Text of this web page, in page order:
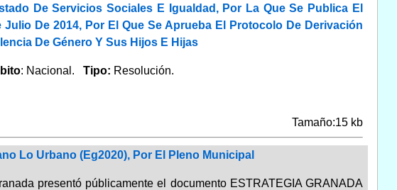
De Servicios Sociales E Igualdad, Por La Que Se Publica El
De 2014, Por El Que Se Aprueba El Protocolo De Derivación
De Género Y Sus Hijos E Hijas
: Nacional. Tipo: Resolución.
Tamaño:15 kb
Lo Urbano (Eg2020), Por El Pleno Municipal
presentó públicamente el documento ESTRATEGIA GRANADA